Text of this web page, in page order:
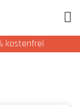
kostenfrei